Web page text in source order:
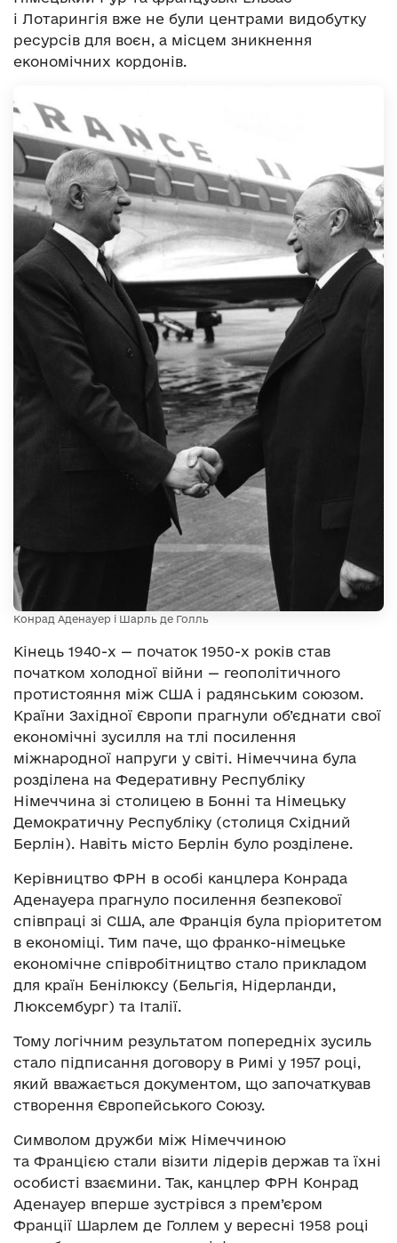
і Лотарингія вже не були центрами видобутку
ресурсів для воєн, а місцем зникнення
економічних кордонів.
Конрад Аденауер і Шарль де Голль
Кінець 1940-х — початок 1950-х років став
початком холодної війни — геополітичного
протистояння між США і радянським союзом.
Країни Західної Європи прагнули об’єднати свої
економічні зусилля на тлі посилення
міжнародної напруги у світі. Німеччина була
розділена на Федеративну Республіку
Німеччина зі столицею в Бонні та Німецьку
Демократичну Республіку (столиця Східний
Берлін). Навіть місто Берлін було розділене.
Керівництво ФРН в особі канцлера Конрада
Аденауера прагнуло посилення безпекової
співпраці зі США, але Франція була пріоритетом
в економіці. Тим паче, що франко-німецьке
економічне співробітництво стало прикладом
для країн Бенілюксу (Бельгія, Нідерланди,
Люксембург) та Італії.
Тому логічним результатом попередніх зусиль
стало підписання договору в Римі у 1957 році,
який вважається документом, що започаткував
створення Європейського Союзу.
Символом дружби між Німеччиною
та Францією стали візити лідерів держав та їхні
особисті взаємини. Так, канцлер ФРН Конрад
Аденауер вперше зустрівся з прем’єром
Франції Шарлем де Голлем у вересні 1958 році